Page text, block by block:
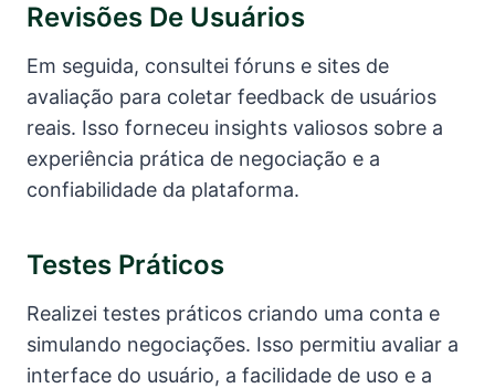
Revisões De Usuários
Em seguida, consultei fóruns e sites de
avaliação para coletar feedback de usuários
reais. Isso forneceu insights valiosos sobre a
experiência prática de negociação e a
confiabilidade da plataforma.
Testes Práticos
Realizei testes práticos criando uma conta e
simulando negociações. Isso permitiu avaliar a
interface do usuário, a facilidade de uso e a